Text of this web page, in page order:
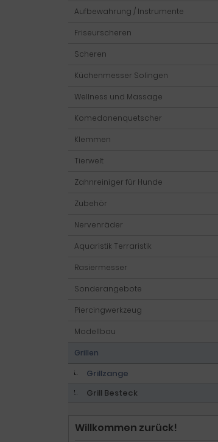
Aufbewahrung / Instrumente
Friseurscheren
Scheren
Küchenmesser Solingen
Wellness und Massage
Komedonenquetscher
Klemmen
Tierwelt
Zahnreiniger für Hunde
Zubehör
Nervenräder
Aquaristik Terraristik
Rasiermesser
Sonderangebote
Piercingwerkzeug
Modellbau
Grillen
Grillzange
Grill Besteck
Willkommen zurück!